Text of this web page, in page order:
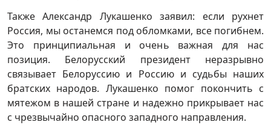
Также Александр Лукашенко заявил: если рухнет
Россия, мы останемся под обломками, все погибнем.
Это принципиальная и очень важная для нас
позиция. Белорусский президент неразрывно
связывает Белоруссию и Россию и судьбы наших
братских народов. Лукашенко помог покончить с
мятежом в нашей стране и надежно прикрывает нас
с чрезвычайно опасного западного направления.